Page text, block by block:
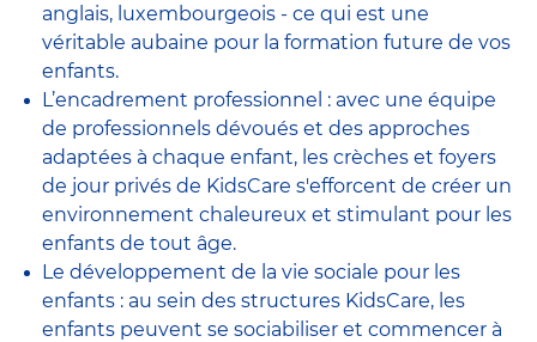
anglais, luxembourgeois - ce qui est une
véritable aubaine pour la formation future de vos
enfants.
L’encadrement professionnel : avec une équipe
de professionnels dévoués et des approches
adaptées à chaque enfant, les crèches et foyers
de jour privés de KidsCare s'efforcent de créer un
environnement chaleureux et stimulant pour les
enfants de tout âge.
Le développement de la vie sociale pour les
enfants : au sein des structures KidsCare, les
enfants peuvent se sociabiliser et commencer à